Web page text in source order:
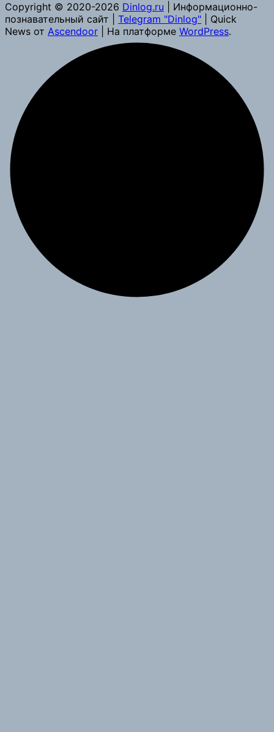
Copyright © 2020-2026 Dinlog.ru | Информационно-
познавательный сайт | Telegram "Dinlog" | Quick
News от Ascendoor | На платформе WordPress.